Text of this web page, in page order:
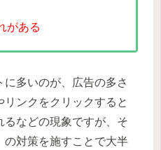
がある
多いのが、広告の多さ
ンクをクリックすると
などの現象ですが、そ
の対策を施すことで大半